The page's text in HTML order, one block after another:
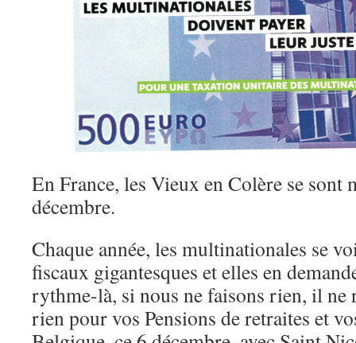
En France, les Vieux en Colère se sont
décembre.
Chaque année, les multinationales se
fiscaux gigantesques et elles en
rythme-là, si nous ne faisons rien, il ne
rien pour vos Pensions de retraites et